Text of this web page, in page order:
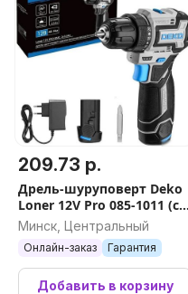
209.73 р.
Дрель-шуруповерт Deko
Loner 12V Pro 085-1011 (с
2-мя АКБ, кейс)
Минск, Центральный
Онлайн-заказ Гарантия
Добавить в корзину